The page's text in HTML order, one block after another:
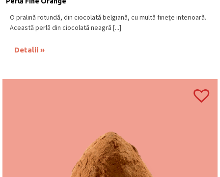
O pralină rotundă, din ciocolată belgiană, cu multă finețe interioară.
Această perlă din ciocolată neagră [...]
Detalii